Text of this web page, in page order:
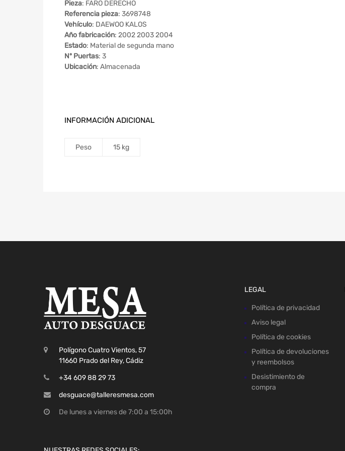
Pieza: FARO DERECHO
Referencia pieza: 3698748
Vehículo: DAEWOO KALOS
Año fabricación: 2002 2003 2004
Estado: Material de segunda mano
Nº Puertas: 3
Ubicación: Almacenada
INFORMACIÓN ADICIONAL
Peso 15 kg
Polígono Cuatro Vientos, 57
11660 Prado del Rey, Cádiz
+34 609 88 29 73
desguace@talleresmesa.com
De lunes a viernes de 7:00 a 15:00h
LEGAL
Política de privacidad
Aviso legal
Política de cookies
Política de devoluciones
y reembolsos
Desistimiento de
compra